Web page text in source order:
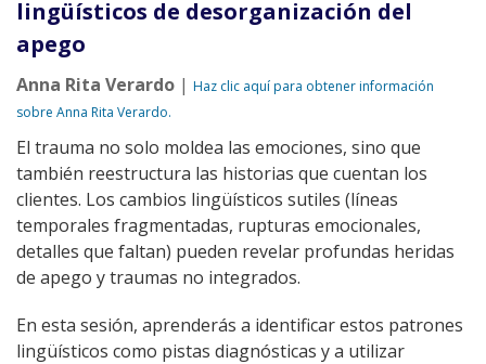
lingüísticos de desorganización del
apego
Anna Rita Verardo | Haz clic aquí para obtener información
sobre Anna Rita Verardo.
El trauma no solo moldea las emociones, sino que
también reestructura las historias que cuentan los
clientes. Los cambios lingüísticos sutiles (líneas
temporales fragmentadas, rupturas emocionales,
detalles que faltan) pueden revelar profundas heridas
de apego y traumas no integrados.
En esta sesión, aprenderás a identificar estos patrones
lingüísticos como pistas diagnósticas y a utilizar